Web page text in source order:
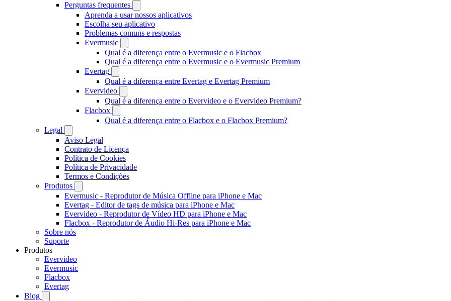
Perguntas frequentes
Aprenda a usar nossos aplicativos
Escolha seu aplicativo
Problemas comuns e respostas
Evermusic
Qual é a diferença entre o Evermusic e o Flacbox
Qual é a diferença entre o Evermusic e o Evermusic Premium
Evertag
Qual é a diferença entre Evertag e Evertag Premium
Evervideo
Qual é a diferença entre o Evervideo e o Evervideo Premium?
Flacbox
Qual é a diferença entre o Flacbox e o Flacbox Premium?
Legal
Aviso Legal
Contrato de Licença
Política de Cookies
Política de Privacidade
Termos e Condições
Produtos
Evermusic - Reprodutor de Música Offline para iPhone e Mac
Evertag - Editor de tags de música para iPhone e Mac
Evervideo - Reprodutor de Vídeo HD para iPhone e Mac
Flacbox - Reprodutor de Áudio Hi-Res para iPhone e Mac
Sobre nós
Suporte
Produtos
Evervideo
Evermusic
Flacbox
Evertag
Blog